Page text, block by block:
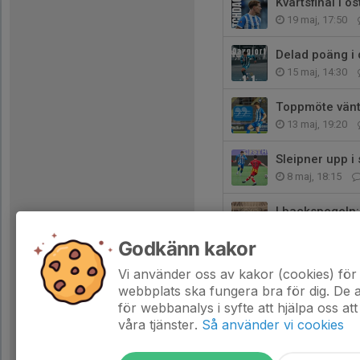
19 maj, 17:50
Delad poäng i
15 maj, 14:30
Toppmöte
13 maj, 19:20
Sleipner upp i
8 maj, 18:15
I
Avancemang
29 apr, 22:02
Godkänn kakor
Vi använder oss av kakor (cookies)
webbplats ska fungera bra för dig. De
för webbanalys i syfte att hjälpa oss
våra tjänster. Så använder vi cookies